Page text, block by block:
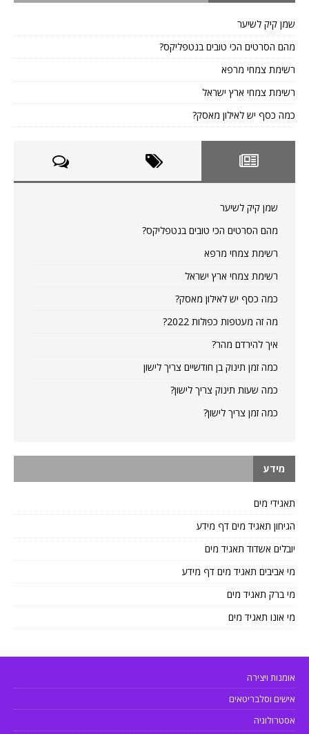
שמן קיק לשיער
מהם הסרטים הכי טובים בנטפליקס?
רשימת צמחי מרפא
רשימת צמחי ארץ ישראל
כמה כסף יש לאילון מאסק?
שמן קיק לשיער
מהם הסרטים הכי טובים בנטפליקס?
רשימת צמחי מרפא
רשימת צמחי ארץ ישראל
כמה כסף יש לאילון מאסק?
מה זה מעטפות כפולות 2022?
איך להירדם מהר?
כמה זמן תינוק בן חודשיים צריך לישון
כמה שעות תינוק צריך לישון?
כמה זמן צריך לישון?
מידע
תאגידי מים
הגיחון תאגיד מים דף מידע
יובלים אשדוד תאגיד מים
מי אביבים תאגיד מים דף מידע
מי ברק תאגיד מים
מי אונו תאגיד מים
אומנות ויצירה
אישים וסלבריטאים
אסטרולוגיה